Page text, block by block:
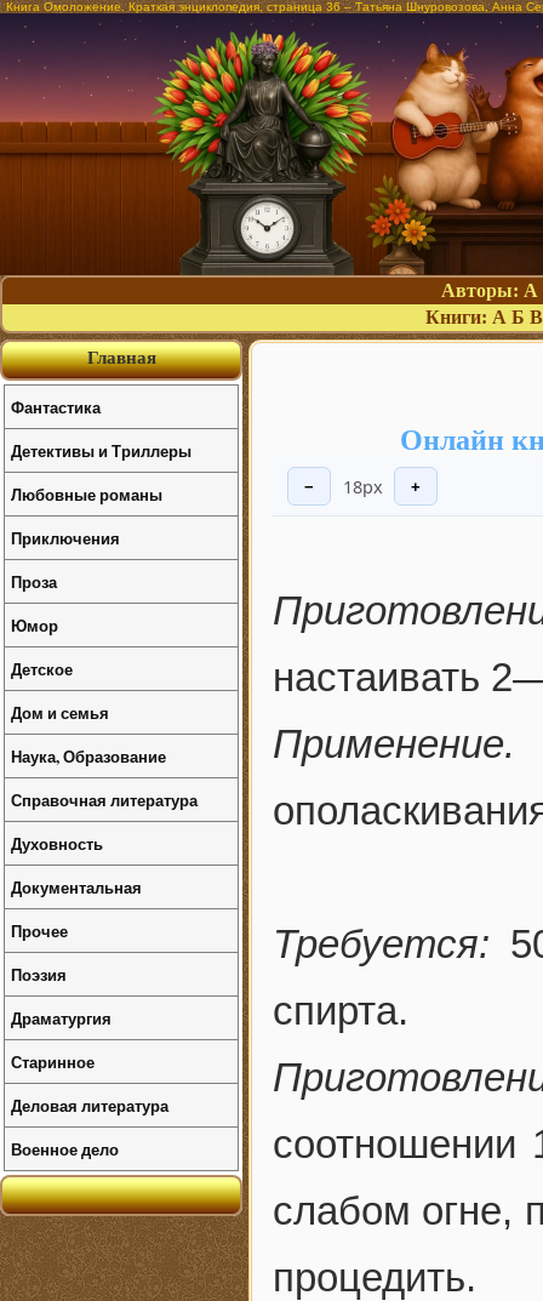
Книга Омоложение. Краткая энциклопедия, страница 36 – Татьяна Шнуровозова, Анна
Авторы: А
Книги: А Б В
Онлайн
− 18px +
настаивать
Применение.
Требуется:
спирта.
соотношении
слабом огне,
процедить.
Главная
Фантастика
Детективы и Триллеры
Любовные романы
Приключения
Проза
Юмор
Детское
Дом и семья
Наука, Образование
Справочная литература
Духовность
Документальная
Прочее
Поэзия
Драматургия
Старинное
Деловая литература
Военное дело